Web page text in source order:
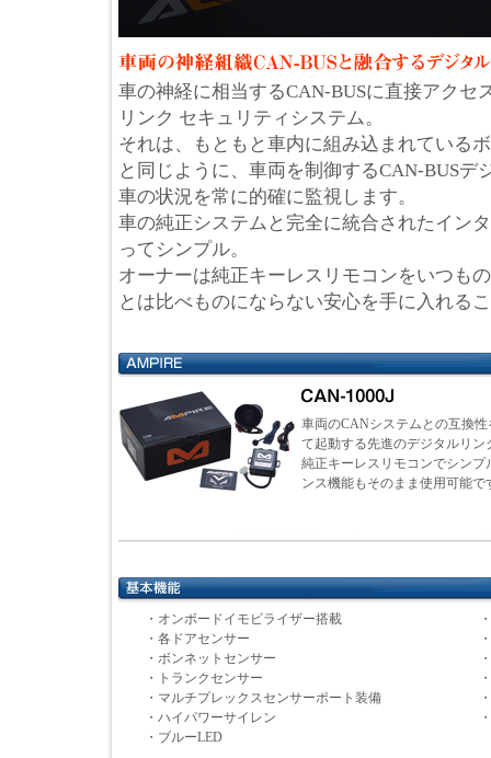
車の神経に相当するCAN-BUSに直接アクセ
リンク セキュリティシステム。
それは、もともと車内に組み込まれている
と同じように、車両を制御するCAN-BUSデ
車の状況を常に的確に監視します。
車の純正システムと完全に統合されたイン
ってシンプル。
オーナーは純正キーレスリモコンをいつも
とは比べものにならない安心を手に入れる
車両のCANシステムとの互換
て起動する先進のデジタルリ
純正キーレスリモコンでシン
ンス機能もそのまま使用可能で
・オンボードイモビライザー搭載
・各ドアセンサー
・ボンネットセンサー
・トランクセンサー
・マルチプレックスセンサーポート装備
・ハイパワーサイレン
・ブルーLED